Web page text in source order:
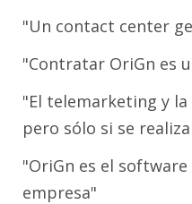
"Un contact center
"Contratar OriGn es
"El telemarketing y
pero sólo si se
"OriGn es el
empresa"